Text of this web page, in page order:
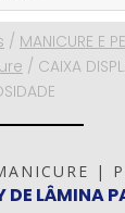
/ MANICURE E
/ CAIXA
|
LÂMINA